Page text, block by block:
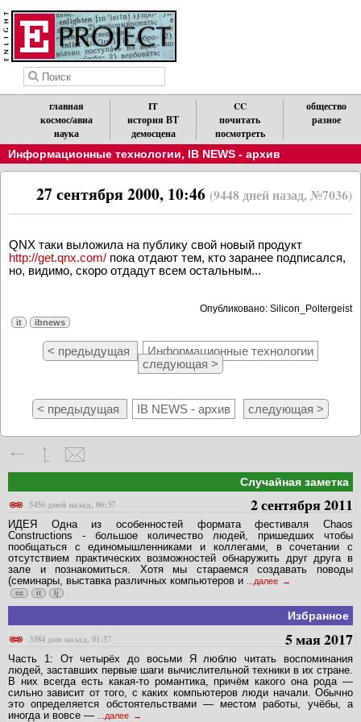
главная
космос/авиа
наука
IT
история ВТ
демосцена
CC
почитать
посмотреть
общество
разное
Информационные технологии, IB NEWS - архив
27 сентября 2000, 10:46 (9448 дней назад, №7036)
QNX таки выложила на публику свой новый продукт
http://get.qnx.com/ пока отдают тем, кто заранее подписался,
но, видимо, скоро отдадут всем остальным...
Опубликовано: Silicon_Poltergeist
it ibnews
< предыдущая
Информационные технологии
следующая >
< предыдущая IB NEWS - архив следующая >
Случайная заметка
5456 дней назад, 06:37
2 сентября 2011
ИДЕЯ Одна из особенностей формата фестиваля Chaos
Constructions - большое количество людей, пришедших чтобы
пообщаться с единомышленниками и коллегами, в сочетании с
отсутствием практических возможностей обнаружить друг друга в
зале и познакомиться. Хотя мы стараемся создавать поводы
(семинары, выставка различных компьютеров и
...далее
cc it lj
Избранное
3384 дня назад, 01:57
5 мая 2017
Часть 1: От четырёх до восьми Я люблю читать воспоминания
людей, заставших первые шаги вычислительной техники в их стране.
В них всегда есть какая-то романтика, причём какого она рода —
сильно зависит от того, с каких компьютеров люди начали. Обычно
это определяется обстоятельствами — местом работы, учёбы, а
иногда и вовсе —
...далее